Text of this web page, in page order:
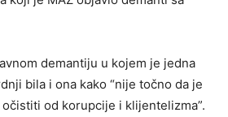
demantiju u kojem je jedna
bila i ona kako “nije točno da je
od korupcije i klijentelizma”.